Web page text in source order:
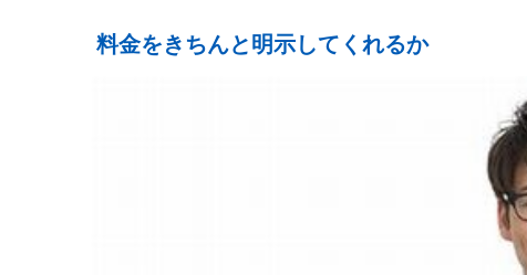
料金をきちんと明示してくれるか